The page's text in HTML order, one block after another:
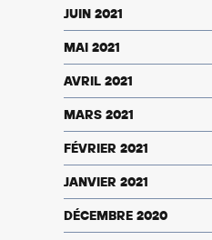
JUIN 2021
MAI 2021
AVRIL 2021
MARS 2021
FÉVRIER 2021
JANVIER 2021
DÉCEMBRE 2020